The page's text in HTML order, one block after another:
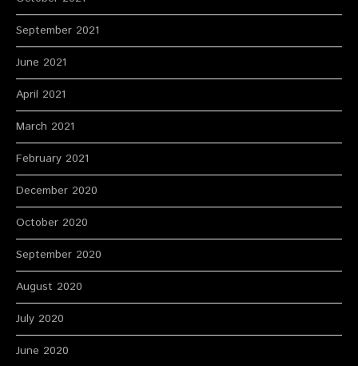
September 2021
June 2021
April 2021
March 2021
February 2021
December 2020
October 2020
September 2020
August 2020
July 2020
June 2020